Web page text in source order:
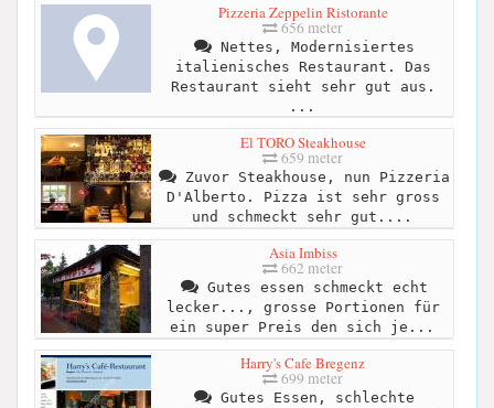
Pizzeria Zeppelin Ristorante
656 meter
Nettes, Modernisiertes
italienisches Restaurant. Das
Restaurant sieht sehr gut aus.
...
El TORO Steakhouse
659 meter
Zuvor Steakhouse, nun Pizzeria
D'Alberto. Pizza ist sehr gross
und schmeckt sehr gut....
Asia Imbiss
662 meter
Gutes essen schmeckt echt
lecker..., grosse Portionen für
ein super Preis den sich je...
Harry's Cafe Bregenz
699 meter
Gutes Essen, schlechte